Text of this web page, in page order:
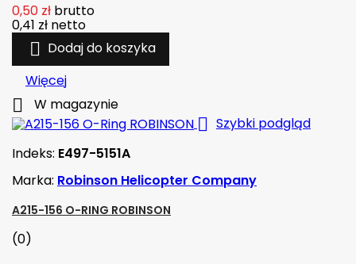
0,50 zł brutto
0,41 zł netto
 Dodaj do koszyka
Więcej
 W magazynie
 Szybki podgląd
Indeks: E497-5151A
Marka: Robinson Helicopter Company
A215-156 O-RING ROBINSON
(0)